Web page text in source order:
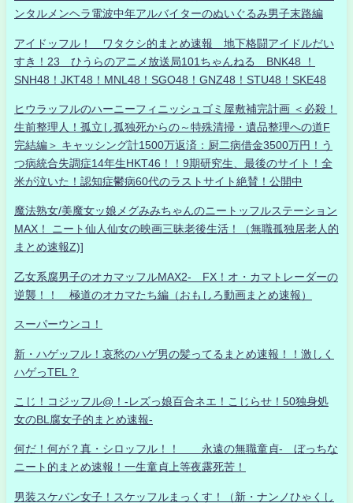
ンタルメンヘラ電波中年アルバイターのぬいぐるみ男子末路編
アイドッフル！ ワタクシ的まとめ速報 地下格闘アイドルだい
すき！23 ひうらのアニメ放送局101ちゃんねる BNK48 ！
SNH48！JKT48！MNL48！SGO48！GNZ48！STU48！SKE48
ヒウラッフルのハーニーフィニッシュゴミ屋敷補完計画 ＜必殺！
生前整理人！孤立し孤独死からの～特殊清掃・遺品整理への道F
完結編＞ キャッシング計1500万返済：厨二病借金3500万円！う
つ病統合失調症14年生HKT46！！9期研究生、最後のサイト！全
米が泣いた！認知症鬱病60代のラストサイト絶賛！公開中
魔法熟女/美魔女ッ娘メグみみちゃんのニートッフルステーション
MAX！ ニート仙人仙女の映画三昧老後生活！（無職孤独居老人的
まとめ速報Z)]
乙女系腐男子のオカマッフルMAX2- FX！オ・カマトレーダーの
逆襲！！ 極道のオカマたち編（おもしろ動画まとめ速報）
スーパーウンコ！
新・ハゲッフル！哀愁のハゲ男の髪ってるまとめ速報！！激しく
ハゲっTEL？
こじ！コジッフル@！-レズっ娘百合ネエ！こじらせ！50独身処
女のBL腐女子的まとめ速報-
何だ！何が？真・シロッフル！！ 永遠の無職童貞- ぼっちな
ニート的まとめ速報！一生童貞上等夜露死苦！
男装スケバン女子！スケッフルまっくす！（新・ナンノひゃくし